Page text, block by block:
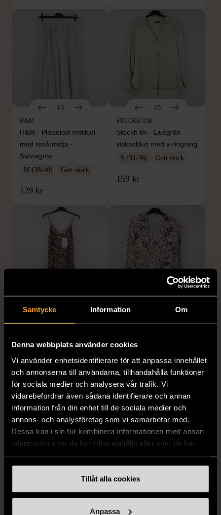
Samtycke Information Om
Denna webbplats använder cookies
Vi använder enhetsidentifierare för att anpassa innehållet
och annonserna till användarna, tillhandahålla funktioner
för sociala medier och analysera vår trafik. Vi
vidarebefordrar även sådana identifierare och annan
information från din enhet till de sociala medier och
annons- och analysföretag som vi samarbetar med.
Dessa kan i sin tur kombinera informationen med annan
information som du har tillhandahållit eller som de har
Tillåt alla cookies
Anpassa
1/5
H&M
H&M - Plisserad midikjol
med resårmidja -
Salviagrön
M (38-40) Gott skick
129 kr
1/5
STOCKH LM
Stockh lm - Ljusgrön
viskosblus med v-ringning
S (34-36) Gott skick
159 kr
med knappar
M (38-40) Nytt skick
249 kr
Mycket gott skick
149 kr
1/5